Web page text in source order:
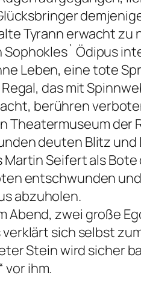
Tyrann erwacht
Sophokles` Ödipus
Leben, eine tote
das mit
berühren
Theatermuseum der
deuten Blitz
Seifert als
entschwunden
abzuholen.
zwei große
sich selbst
Stein wird
vor ihm.